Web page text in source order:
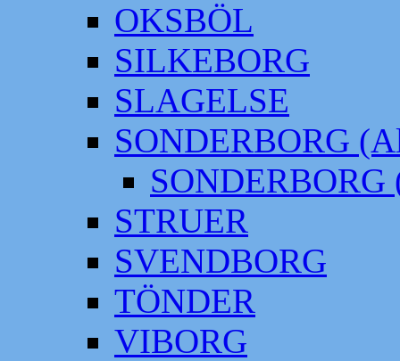
OKSBÖL
SILKEBORG
SLAGELSE
SONDERBORG
SONDERBORG
STRUER
SVENDBORG
TÖNDER
VIBORG